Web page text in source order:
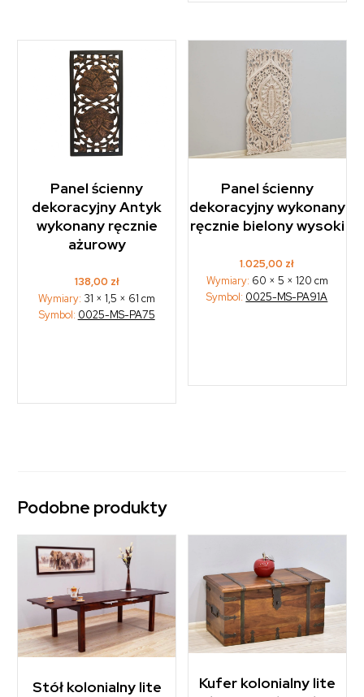
Panel ścienny
dekoracyjny Antyk
wykonany ręcznie
ażurowy
138,00 zł
Wymiary: 31 × 1,5 × 61 cm
Symbol: 0025-MS-PA75
Panel ścienny
dekoracyjny wykonany
ręcznie bielony wysoki
1.025,00 zł
Wymiary: 60 × 5 × 120 cm
Symbol: 0025-MS-PA91A
Podobne produkty
Stół kolonialny lite
Kufer kolonialny lite